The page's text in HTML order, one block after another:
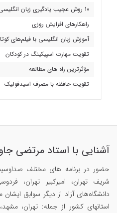
10 روش عجیب یادگیری زبان انگلیسی
راهکارهای افزایش روزی
آموزش زبان انگلیسی با فیلم‌های
تقویت مهارت اسپیکینگ در کودکان
مؤثرترین راه های مطالعه
تقویت حافظه با مصرف اسیدفولیک
آشنایی با استاد مرتضی
حضور در برنامه های مختلف
شریف تهران، امیرکبیر تهران،
دانشگاه‌های آزاد از دیگر سوابق
استانهای کشور از جمله: تهران،